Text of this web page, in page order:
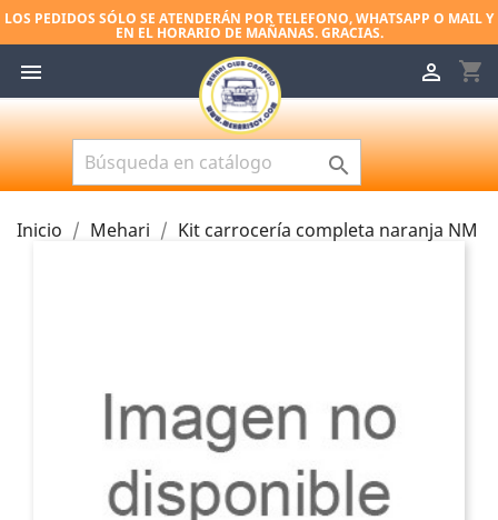
LOS PEDIDOS SÓLO SE ATENDERÁN POR TELEFONO, WHATSAPP O MAIL Y
EN EL HORARIO DE MAÑANAS. GRACIAS.
 shopping_cart


Inicio Mehari Kit carrocería completa naranja NM